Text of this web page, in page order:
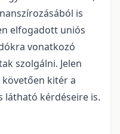
is
elfogadott uniós
vonatkozó
szolgálni. Jelen
kitér a
látható kérdéseire is.